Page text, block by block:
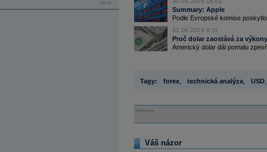
více...
Summary: Apple
Podle Evropské komise
31.08.2016 9:11
Proč dolar zaostává za
Americký dolar dál pomalu
Tagy: forex technická analýza USD
Reklama
Váš názor